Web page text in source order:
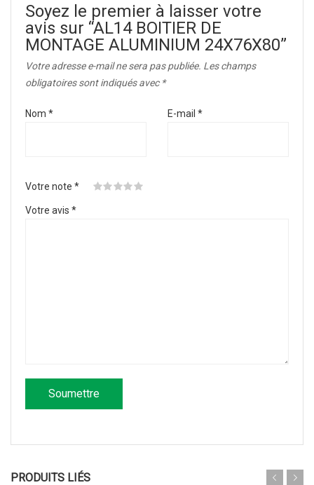
Soyez le premier à laisser votre
avis sur “AL14 BOITIER DE
MONTAGE ALUMINIUM 24X76X80”
Votre adresse e-mail ne sera pas publiée. Les champs
obligatoires sont indiqués avec *
Nom * E-mail *
Votre note *
Votre avis *
PRODUITS LIÉS